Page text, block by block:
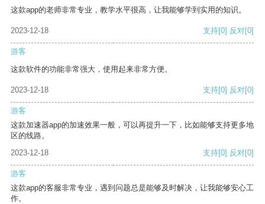
这款app的老师非常专业，教学水平很高，让我能够学到实用的知识。
2023-12-18 支持[0] 反对[0]
游客
这款软件的功能非常强大，使用起来非常方便。
2023-12-18 支持[0] 反对[0]
游客
这款加速器app的加速效果一般，可以再提升一下，比如能够支持更多地
区的线路。
2023-12-18
支持[0] 反对[0]
游客
这款app的客服非常专业，遇到问题总是能够及时解决，让我能够安心工
作。